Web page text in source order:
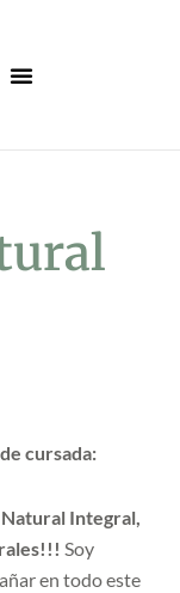
cursada:
Integral,
Soy
en todo este